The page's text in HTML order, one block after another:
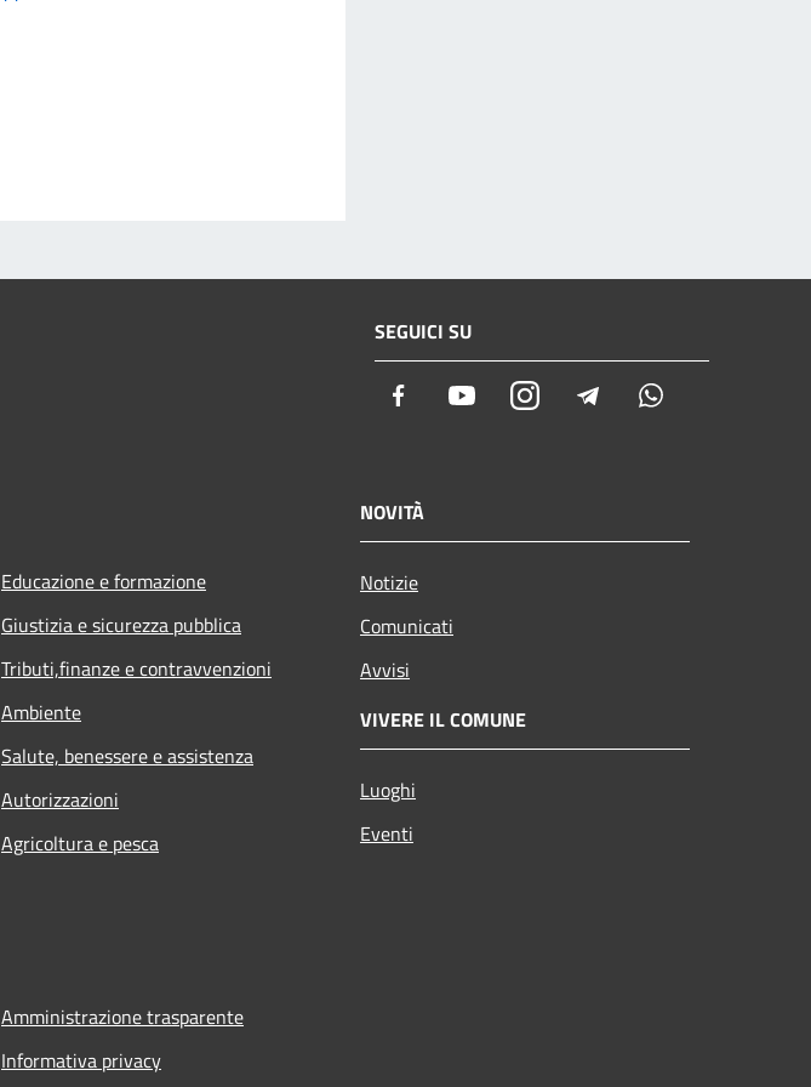
SEGUICI SU
Facebook YoutubeInstagramTelegram
Educazione e formazione
Giustizia e sicurezza pubblica
Tributi,finanze e contravvenzioni
Ambiente
Salute, benessere e assistenza
Autorizzazioni
Agricoltura e pesca
NOVITÀ
Notizie
Comunicati
Avvisi
VIVERE IL COMUNE
Luoghi
Eventi
Amministrazione trasparente
Informativa privacy